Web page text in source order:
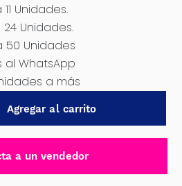
Unidades.
24 Unidades.
50 Unidades
al WhatsApp
a más
Agregar al carrito
a un vendedor